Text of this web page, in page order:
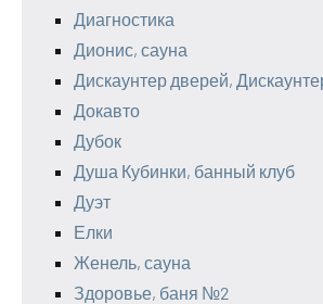
Диагностика
Дионис, сауна
Дискаунтер дверей,
Докавто
Дубок
Душа Кубинки, банный клуб
Дуэт
Елки
Женель, сауна
Здоровье, баня №2